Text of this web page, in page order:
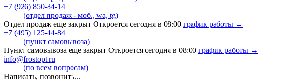
+7 (926) 850-84-14
(отдел продаж - моб., wa, tg)
Отдел продаж еще закрыт Откроется сегодня в 08:00 график работы →
+7 (495) 125-44-84
(пункт самовывоза)
Пункт самовывоза еще закрыт Откроется сегодня в 08:00 график работы →
info@frostopt.ru
(по всем вопросам)
Написать, позвонить...